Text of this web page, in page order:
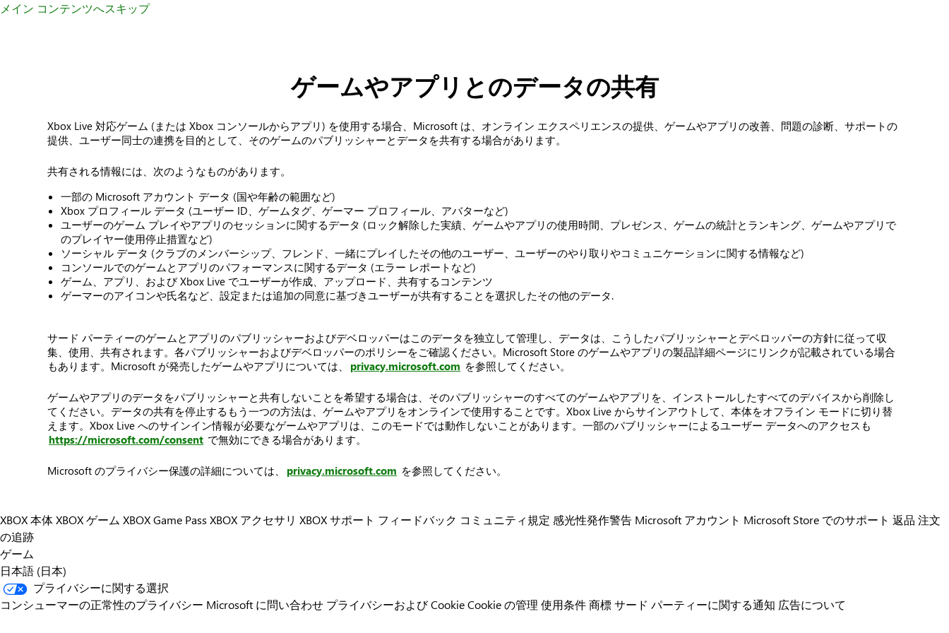
メイン コンテンツへスキップ
ゲームやアプリとのデータの共有
Xbox Live 対応ゲーム (または Xbox コンソールからアプリ) を使用する場合、Microsoft は、オンライン エクスペリエンスの提供、ゲームやアプリの改善、問題の診断、サポートの
提供、ユーザー同士の連携を目的として、そのゲームのパブリッシャーとデータを共有する場合があります。
共有される情報には、次のようなものがあります。
一部の Microsoft アカウント データ (国や年齢の範囲など)
Xbox プロフィール データ (ユーザー ID、ゲームタグ、ゲーマー プロフィール、アバターなど)
ユーザーのゲーム プレイやアプリのセッションに関するデータ (ロック解除した実績、ゲームやアプリの使用時間、プレゼンス、ゲームの統計とランキング、ゲームやアプリで
のプレイヤー使用停止措置など)
ソーシャル データ (クラブのメンバーシップ、フレンド、一緒にプレイしたその他のユーザー、ユーザーのやり取りやコミュニケーションに関する情報など)
コンソールでのゲームとアプリのパフォーマンスに関するデータ (エラー レポートなど)
ゲーム、アプリ、および Xbox Live でユーザーが作成、アップロード、共有するコンテンツ
ゲーマーのアイコンや氏名など、設定または追加の同意に基づきユーザーが共有することを選択したその他のデータ.
サード パーティーのゲームとアプリのパブリッシャーおよびデベロッパーはこのデータを独立して管理し、データは、こうしたパブリッシャーとデベロッパーの方針に従って収
集、使用、共有されます。各パブリッシャーおよびデベロッパーのポリシーをご確認ください。Microsoft Store のゲームやアプリの製品詳細ページにリンクが記載されている場合
もあります。Microsoft が発売したゲームやアプリについては、
privacy.microsoft.com を参照してください。
ゲームやアプリのデータをパブリッシャーと共有しないことを希望する場合は、そのパブリッシャーのすべてのゲームやアプリを、インストールしたすべてのデバイスから削除し
てください。データの共有を停止するもう一つの方法は、ゲームやアプリをオンラインで使用することです。Xbox Live からサインアウトして、本体をオフライン モードに切り替
えます。Xbox Live へのサインイン情報が必要なゲームやアプリは、このモードでは動作しないことがあります。一部のパブリッシャーによるユーザー データへのアクセスも
https://microsoft.com/consent で無効にできる場合があります。
Microsoft のプライバシー保護の詳細については、 privacy.microsoft.com を参照してください。
XBOX 本体XBOX ゲーム XBOX Game Pass XBOX アクセサリ XBOX サポート フィードバック コミュニティ規定 感光性発作警告 Microsoft アカウント Microsoft Store でのサポート 返品 注文
の追跡
ゲーム
日本語 (日本)
プライバシーに関する選択
コンシューマーの正常性のプライバシー Microsoft に問い合わせ プライバシーおよび CookieCookie の管理 使用条件商標サード パーティーに関する通知 広告について